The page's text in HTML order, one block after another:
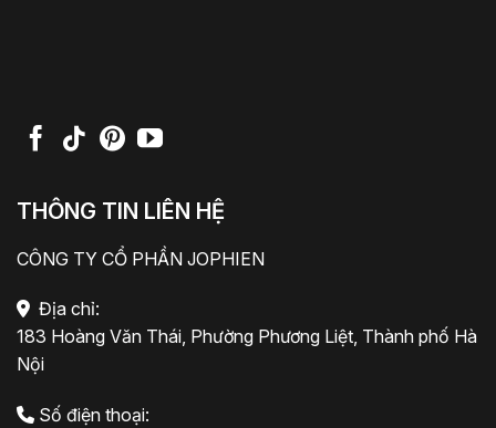
THÔNG TIN LIÊN HỆ
CÔNG TY CỔ PHẦN JOPHIEN
Địa chỉ:
183 Hoàng Văn Thái, Phường Phương Liệt, Thành phố Hà
Nội
Số điện thoại: